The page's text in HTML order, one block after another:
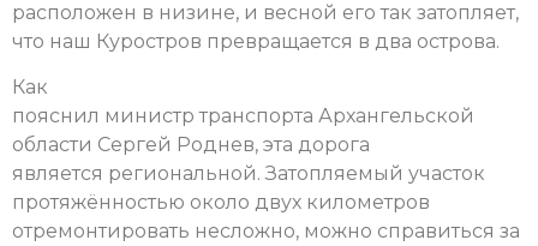
расположен в низине, и весной его так затопляет,
что наш Куростров превращается в два острова.
Как
пояснил министр транспорта Архангельской
области Сергей Роднев, эта дорога
является региональной. Затопляемый участок
протяжённостью около двух километров
отремонтировать несложно, можно справиться за